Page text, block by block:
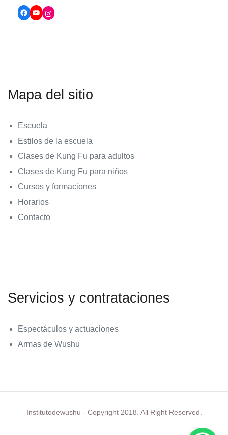
Mapa del sitio
Escuela
Estilos de la escuela
Clases de Kung Fu para adultos
Clases de Kung Fu para niños
Cursos y formaciones
Horarios
Contacto
Servicios y contrataciones
Espectáculos y actuaciones
Armas de Wushu
Follow Me!
Institutodewushu - Copyright 2018. All Right Reserved.